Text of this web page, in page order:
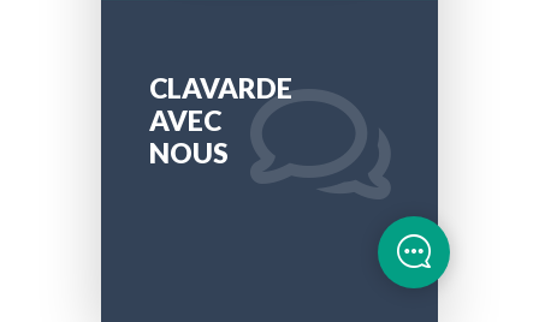
CLAVARDE
AVEC
NOUS